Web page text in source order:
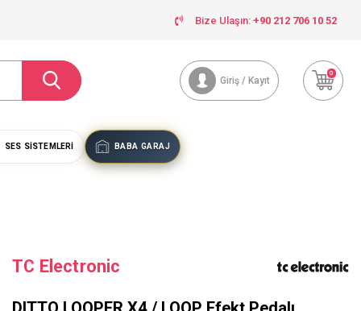
Bize Ulaşın: +90 212 706 10 52
Giriş / Kayıt
0
SES SISTEMLERI BABA GARAJ
TC Electronic